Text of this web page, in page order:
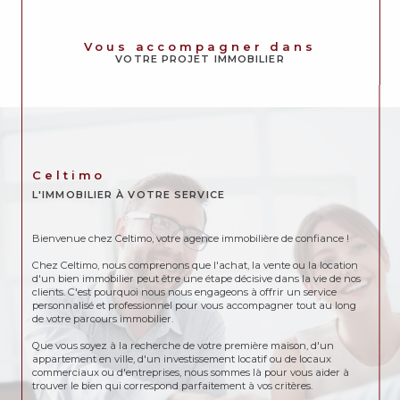
Vous accompagner dans
VOTRE PROJET IMMOBILIER
Celtimo
L'IMMOBILIER À VOTRE SERVICE
Bienvenue chez Celtimo, votre agence immobilière de confiance !
Chez Celtimo, nous comprenons que l'achat, la vente ou la location
d'un bien immobilier peut être une étape décisive dans la vie de nos
clients. C'est pourquoi nous nous engageons à offrir un service
personnalisé et professionnel pour vous accompagner tout au long
de votre parcours immobilier.
Que vous soyez à la recherche de votre première maison, d'un
appartement en ville, d'un investissement locatif ou de locaux
commerciaux ou d'entreprises, nous sommes là pour vous aider à
trouver le bien qui correspond parfaitement à vos critères.